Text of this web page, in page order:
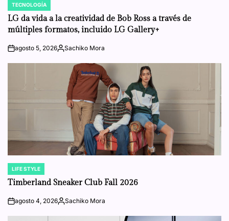
POSTED
IN
TECNOLOGÍA
LG da vida a la creatividad de Bob Ross a través de
múltiples formatos, incluido LG Gallery+
onagosto 5, 2026Posted
Sachiko Mora
POSTED
IN
LIFE STYLE
Timberland Sneaker Club Fall 2026
onagosto 4, 2026Posted
Sachiko Mora